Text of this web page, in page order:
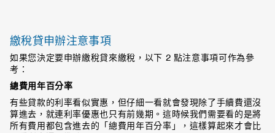
繳稅貸申辦注意事項
如果您決定要申辦繳稅貸來繳稅，以下 2 點注意事項可作為參
考：
總費用年百分率
有些貸款的利率看似實惠，但仔細一看就會發現除了手續費還沒
算進去，就連利率優惠也只有前幾期。這時候我們需要看的是將
所有費用都包含進去的「總費用年百分率」，這樣算起來才會比